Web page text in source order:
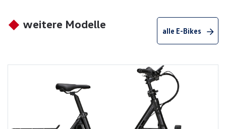
weitere Modelle alle E-Bikes